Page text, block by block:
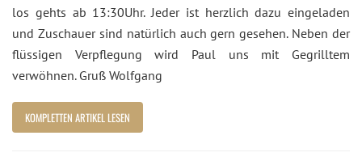
los gehts ab 13:30Uhr. Jeder ist herzlich dazu eingeladen
und Zuschauer sind natürlich auch gern gesehen. Neben der
flüssigen Verpflegung wird Paul uns mit Gegrilltem
verwöhnen. Gruß Wolfgang
KOMPLETTEN ARTIKEL LESEN